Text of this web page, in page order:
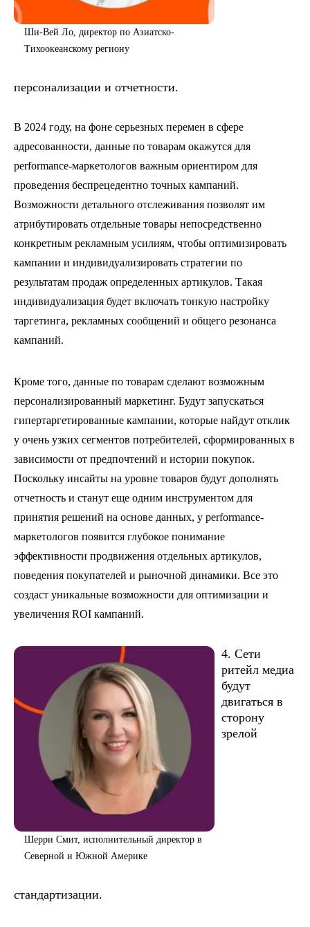
Ши-Вей Ло, директор по Азиатско-
Тихоокеанскому региону
персонализации и отчетности.
В 2024 году, на фоне серьезных перемен в сфере
адресованности, данные по товарам окажутся для
performance-маркетологов важным ориентиром для
проведения беспрецедентно точных кампаний.
Возможности детального отслеживания позволят им
атрибутировать отдельные товары непосредственно
конкретным рекламным усилиям, чтобы оптимизировать
кампании и индивидуализировать стратегии по
результатам продаж определенных артикулов. Такая
индивидуализация будет включать тонкую настройку
таргетинга, рекламных сообщений и общего резонанса
кампаний.
Кроме того, данные по товарам сделают возможным
персонализированный маркетинг. Будут запускаться
гипертаргетированные кампании, которые найдут отклик
у очень узких сегментов потребителей, сформированных в
зависимости от предпочтений и истории покупок.
Поскольку инсайты на уровне товаров будут дополнять
отчетность и станут еще одним инструментом для
принятия решений на основе данных, у performance-
маркетологов появится глубокое понимание
эффективности продвижения отдельных артикулов,
поведения покупателей и рыночной динамики. Все это
создаст уникальные возможности для оптимизации и
увеличения ROI кампаний.
Шерри Смит, исполнительный директор в
Северной и Южной Америке
4. Сети
ритейл медиа
будут
двигаться в
сторону
зрелой
стандартизации.